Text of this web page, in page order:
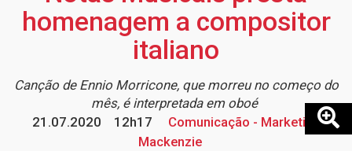
homenagem a compositor
italiano
Canção de Ennio Morricone, que morreu no começo do
mês, é interpretada em oboé
21.07.2020
12h17
Comunicação - Marketing
Mackenzie